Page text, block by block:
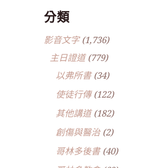
分類
影音文字(1,736)
主日證道(779)
以弗所書(34)
使徒行傳(122)
其他講道(182)
創傷與醫治(2)
哥林多後書(40)